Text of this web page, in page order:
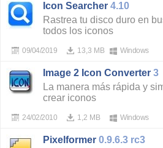
Icon Searcher 4.10
Rastrea tu disco duro en
todos los iconos
13,3 MB
09/04/2019 Windows
Image 2 Icon Converter 3
La manera más rápida y
crear iconos
1,2 MB
24/02/2010 Windows
Pixelformer 0.9.6.3 rc3